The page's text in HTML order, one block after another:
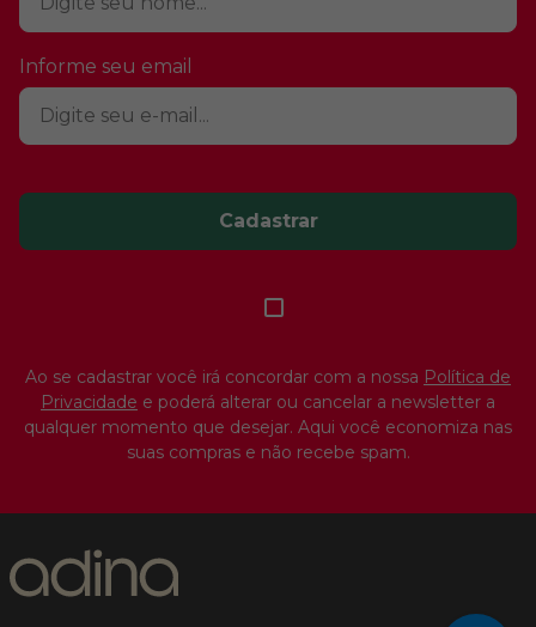
Informe seu email
Cadastrar
Ao se cadastrar você irá concordar com a nossa Política de
Privacidade e poderá alterar ou cancelar a newsletter a
qualquer momento que desejar. Aqui você economiza nas
suas compras e não recebe spam.